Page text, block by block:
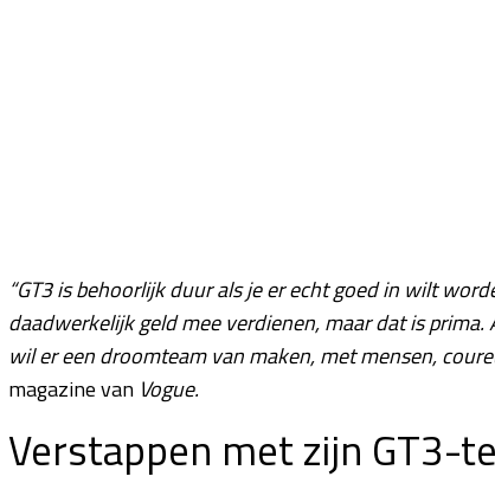
“GT3 is behoorlijk duur als je er echt goed in wilt
daadwerkelijk geld mee verdienen, maar dat is
wil er een droomteam van maken, met mensen,
magazine van Vogue.
Verstappen met zijn GT3-